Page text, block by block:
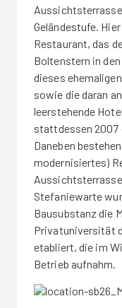
Aussichtsterrasse
Geländestufe.
Restaurant, das
Boltenstern in
dieses
sowie die daran
leerstehende
stattdessen 2007
Daneben
modernisiertes)
Stefaniewarte
Bausubstanz die
Privatuniversität
etabliert, die im
Betrieb aufnahm.